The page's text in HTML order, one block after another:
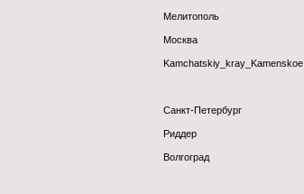
Мелитополь
Москва
Kamchatskiy_kray_Kamenskoe
Санкт-Петербург
Риддер
Волгоград